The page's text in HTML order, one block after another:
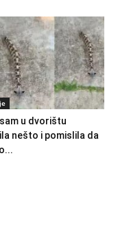
u dvorištu
nešto i pomislila da